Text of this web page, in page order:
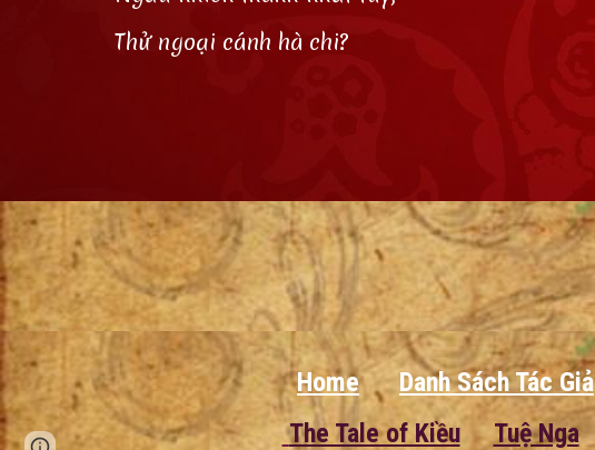
Thử ngoại cánh hà chi?
Home Danh Sách Tác Giả
The Tale of Kiều
Tuệ Nga
Page Google Sites Report abuse